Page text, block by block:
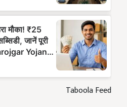
Taboola Feed